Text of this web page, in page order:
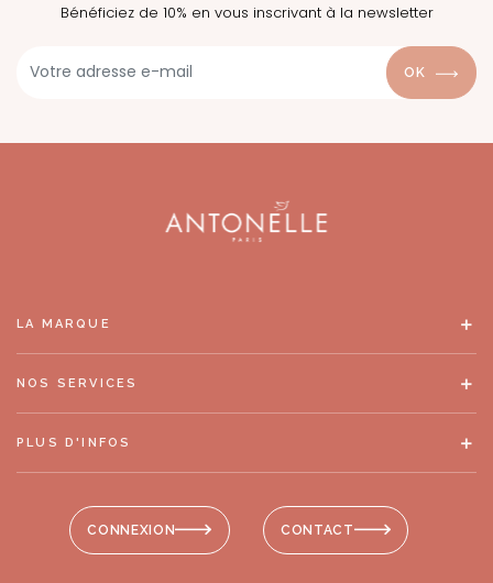
Bénéficiez de 10% en vous inscrivant à la newsletter
OK
CONNEXION CONTACT
LA MARQUE
NOS SERVICES
PLUS D'INFOS